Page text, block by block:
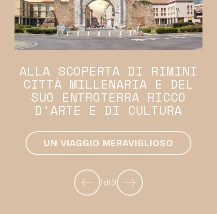
ALLA SCOPERTA DI RIMINI
CITTÀ MILLENARIA E DEL
SUO ENTROTERRA RICCO
D’ARTE E DI CULTURA
UN VIAGGIO MERAVIGLIOSO
1di3